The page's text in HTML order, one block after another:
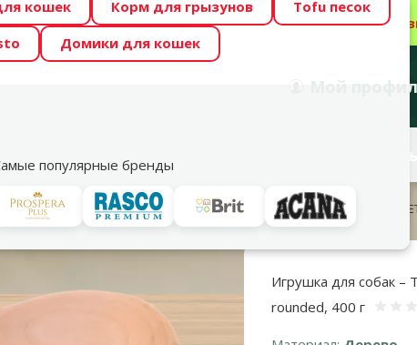
предлагает отличные цены на ТОП-овые корма! 🍖 →
Возможно Твой питомец станет звездой 2027
кошек Корм для грызунов
Tofu песок
Домики для кошек
популярные бренды
Акции
с собакой Апорт / Фрисби ИГРУШКА ДЛЯ СОБАК TRIXIE WOODEN
Игрушка для собак –
rounded, 400 г